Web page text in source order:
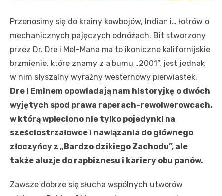
Przenosimy się do krainy kowbojów, Indian i… łotrów o
mechanicznych pajęczych odnóżach. Bit stworzony
przez Dr. Dre i Mel-Mana ma to ikoniczne kalifornijskie
brzmienie, które znamy z albumu „2001”, jest jednak
w nim słyszalny wyraźny westernowy pierwiastek.
Dre i Eminem opowiadają nam historyjkę o dwóch
wyjętych spod prawa raperach-rewolwerowcach,
w którą wpleciono nie tylko pojedynki na
sześciostrzałowce i nawiązania do głównego
złoczyńcy z „Bardzo dzikiego Zachodu”, ale
także aluzje do rapbiznesu i kariery obu panów.
Zawsze dobrze się słucha wspólnych utworów